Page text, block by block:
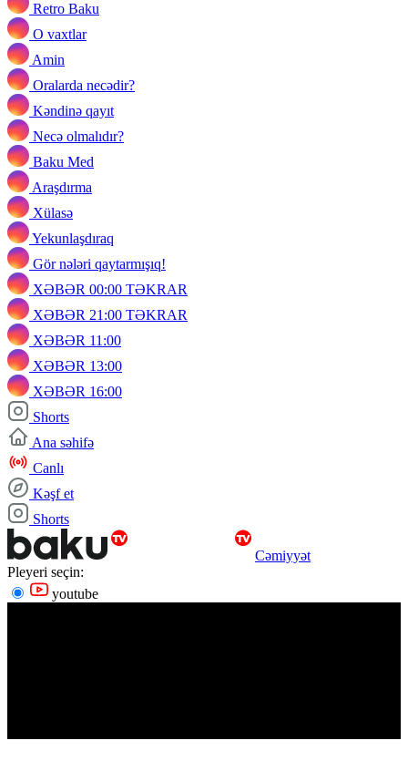
Retro Baku
O vaxtlar
Amin
Oralarda necədir?
Kəndinə qayıt
Necə olmalıdır?
Baku Med
Araşdırma
Xülasə
Yekunlaşdıraq
Gör nələri qaytarmışıq!
XƏBƏR 00:00 TƏKRAR
XƏBƏR 21:00 TƏKRAR
XƏBƏR 11:00
XƏBƏR 13:00
XƏBƏR 16:00
Shorts
Ana səhifə
Canlı
Kəşf et
Shorts
Cəmiyyət
Pleyeri seçin:
youtube